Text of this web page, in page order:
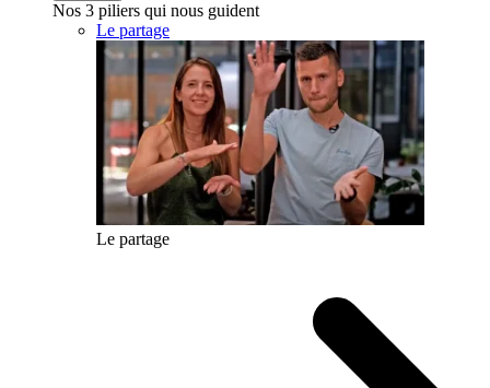
Nos 3 piliers qui nous guident
Le partage
Le partage